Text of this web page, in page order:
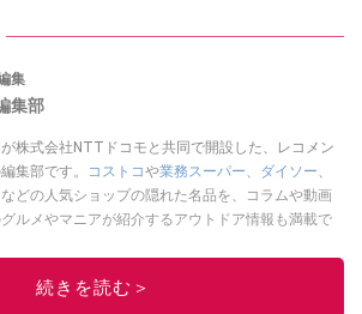
集
集部
株式会社NTTドコモと共同で開設した、レコメン
集部です。
コストコや業務スーパー、 ダイソー、
などの人気ショップの隠れた名品を、コラムや動画
ルメやマニアが紹介するアウトドア情報も満載で
トレンド情報をお届けしているので、ぜひ
ください！続きを読む＞